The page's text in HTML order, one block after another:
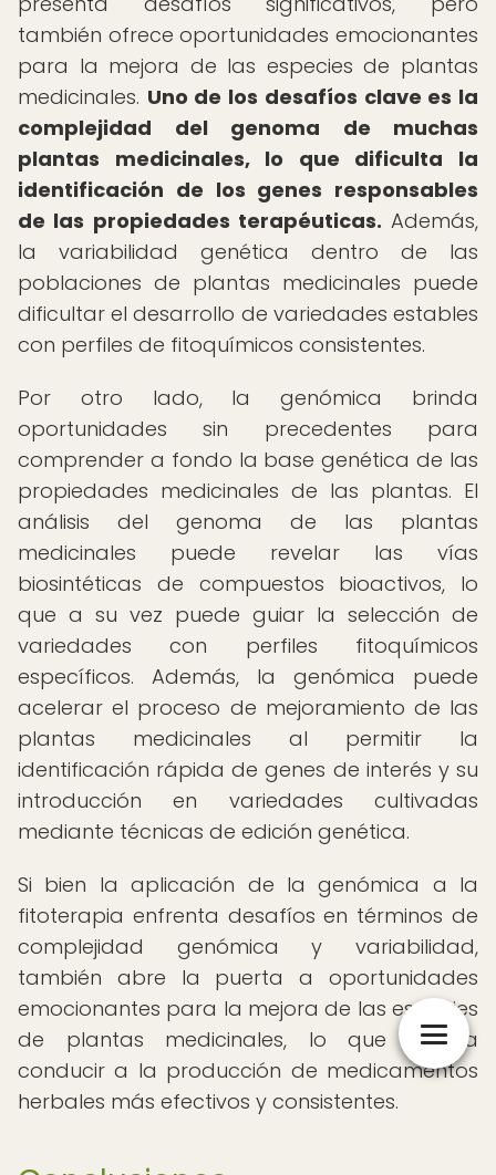
también ofrece oportunidades emocionantes
para la mejora de las especies de plantas
medicinales. Uno de los desafíos clave es la
complejidad del genoma de muchas
plantas medicinales, lo que dificulta la
identificación de los genes responsables
de las propiedades terapéuticas. Además,
la variabilidad genética dentro de las
poblaciones de plantas medicinales puede
dificultar el desarrollo de variedades estables
con perfiles de fitoquímicos consistentes.
Por otro lado, la genómica brinda
oportunidades sin precedentes para
comprender a fondo la base genética de las
propiedades medicinales de las plantas. El
análisis del genoma de las plantas
medicinales puede revelar las vías
biosintéticas de compuestos bioactivos, lo
que a su vez puede guiar la selección de
variedades con perfiles fitoquímicos
específicos. Además, la genómica puede
acelerar el proceso de mejoramiento de las
plantas medicinales al permitir la
identificación rápida de genes de interés y su
introducción en variedades cultivadas
mediante técnicas de edición genética.
Si bien la aplicación de la genómica a la
fitoterapia enfrenta desafíos en términos de
complejidad genómica y variabilidad,
también abre la puerta a oportunidades
emocionantes para la mejora de las especies
de plantas medicinales, lo que podría
conducir a la producción de medicamentos
herbales más efectivos y consistentes.